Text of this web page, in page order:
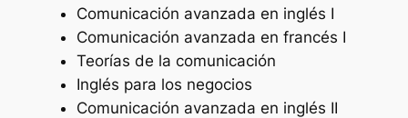
Comunicación avanzada en inglés I
Comunicación avanzada en francés I
Teorías de la comunicación
Inglés para los negocios
Comunicación avanzada en inglés II